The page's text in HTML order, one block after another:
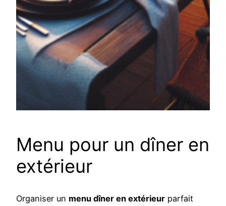
Menu pour un dîner en
extérieur
Organiser un menu dîner en extérieur parfait